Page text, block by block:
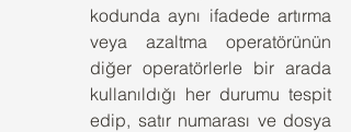
kodunda aynı ifadede artırma
veya azaltma operatörünün
diğer operatörlerle bir arada
kullanıldığı her durumu tespit
edip, satır numarası ve dosya